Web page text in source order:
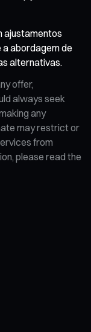
ajustamentos
abordagem de
alternativas.
offer,
always seek
any
may restrict or
from
please read the